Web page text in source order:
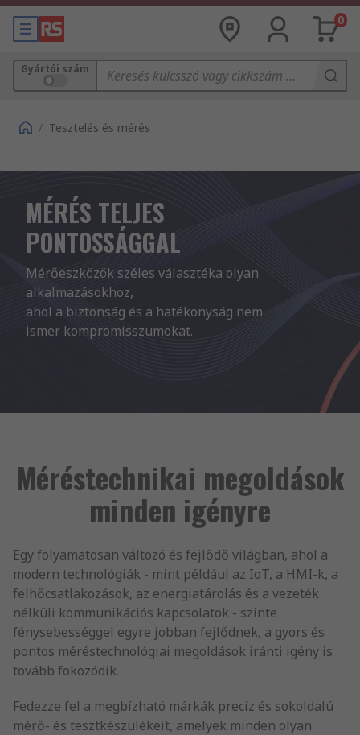
0
Gyártói szám
/ Tesztelés és mérés
MÉRÉS TELJES
PONTOSSÁGGAL
Mérőeszközök széles választéka olyan
alkalmazásokhoz,
ahol a biztonság és a hatékonyság nem
ismer kompromisszumokat.
Méréstechnikai megoldások
minden igényre
Egy folyamatosan változó és fejlődő világban, ahol a
modern technológiák - mint például az IoT, a HMI-k, a
felhőcsatlakozások, az energiatárolás és a vezeték
nélküli kommunikációs kapcsolatok - szinte
fénysebességgel egyre jobban fejlődnek, a gyors és
pontos méréstechnológiai megoldások iránti igény is
tovább fokozódik.
Fedezze fel a megbízható márkák precíz és sokoldalú
mérő- és tesztkészülékeit, amelyek minden olyan